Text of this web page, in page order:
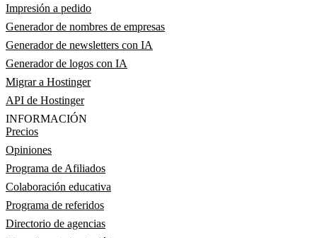
Impresión a pedido
Generador de nombres de empresas
Generador de newsletters con IA
Generador de logos con IA
Migrar a Hostinger
API de Hostinger
INFORMACIÓN
Precios
Opiniones
Programa de Afiliados
Colaboración educativa
Programa de referidos
Directorio de agencias